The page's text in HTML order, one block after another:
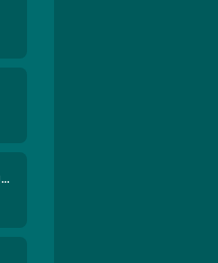
Saatı qoluma taxdım göyün üzünə qalxdım